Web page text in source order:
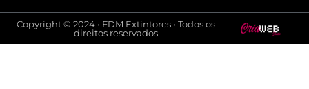
Copyright © 2024 • FDM Extintores • Todos os
direitos reservados